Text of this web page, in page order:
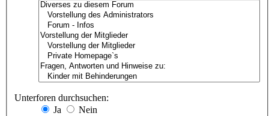
Unterforen durchsuchen:
Ja
Nein